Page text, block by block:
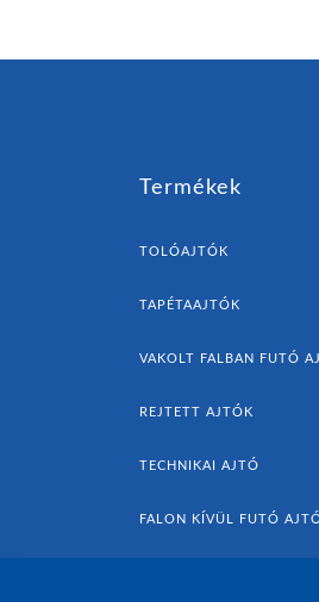
Termékek
TOLÓAJTÓK
TAPÉTAAJTÓK
VAKOLT FALBAN FUTÓ
REJTETT AJTÓK
TECHNIKAI AJTÓ
FALON KÍVÜL FUTÓ